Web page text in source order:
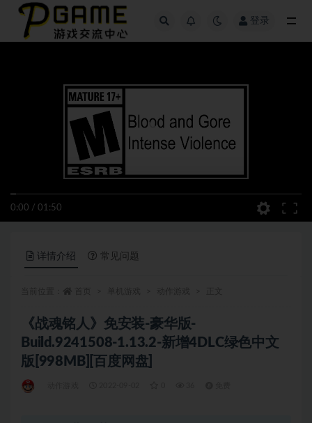
登录
0:00 / 01:50
详情介绍 常见问题
《战魂铭人》免安装-豪华版-
Build.9241508-1.13.2-新增4DLC绿色中文
版[998MB][百度网盘]
全部